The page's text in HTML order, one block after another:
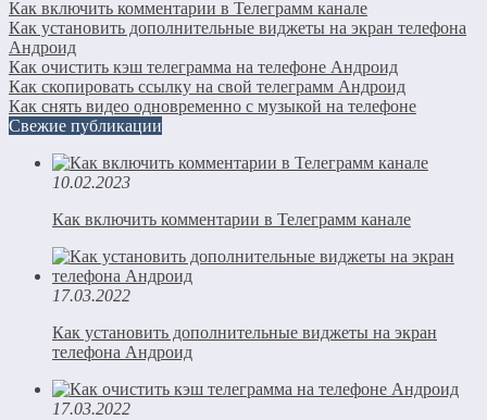
Как включить комментарии в Телеграмм канале
Как установить дополнительные виджеты на экран телефона
Андроид
Как очистить кэш телеграмма на телефоне Андроид
Как скопировать ссылку на свой телеграмм Андроид
Как снять видео одновременно с музыкой на телефоне
Свежие публикации
10.02.2023
Как включить комментарии в Телеграмм канале
17.03.2022
Как установить дополнительные виджеты на экран
телефона Андроид
17.03.2022